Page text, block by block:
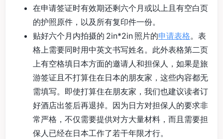
在申请签证时有效期还剩六个月或以上且有空白页
的护照原件，以及所有复印件一份。
贴好六个月内拍摄的 2in*2in 照片的申请表格。表
格上需要同时用中英文书写姓名。此外表格第二页
上有空格填日本方面的邀请人和担保人，如果是旅
游签证且不打算住在日本的朋友家，这些内容都无
需填写。即使打算住在朋友家，我们也建议读者订
好酒店出签后再退掉。因为日方对担保人的要求非
常严格，不仅需要提供对方大量材料，而且需要担
保人已经在日本工作了若干年限才行。